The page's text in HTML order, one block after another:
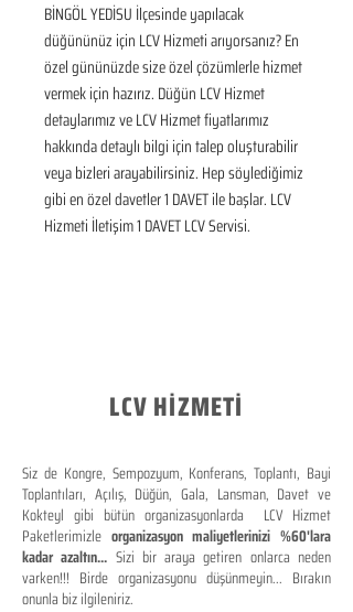
BİNGÖL YEDİSU İlçesinde yapılacak
düğününüz için LCV Hizmeti arıyorsanız? En
özel gününüzde size özel çözümlerle hizmet
vermek için hazırız. Düğün LCV Hizmet
detaylarımız ve LCV Hizmet fiyatlarımız
hakkında detaylı bilgi için talep oluşturabilir
veya bizleri arayabilirsiniz. Hep söylediğimiz
gibi en özel davetler 1 DAVET ile başlar. LCV
Hizmeti İletişim 1 DAVET LCV Servisi.
LCV HİZMETİ
Siz de Kongre, Sempozyum, Konferans, Toplantı, Bayi
Toplantıları, Açılış, Düğün, Gala, Lansman, Davet ve
Kokteyl gibi bütün organizasyonlarda LCV Hizmet
Paketlerimizle organizasyon maliyetlerinizi %60'lara
kadar azaltın... Sizi bir araya getiren onlarca neden
varken!!! Birde organizasyonu düşünmeyin... Bırakın
onunla biz ilgileniriz.